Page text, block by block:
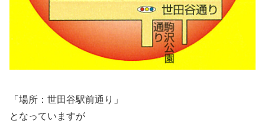
「場所：世田谷駅前通り」
となっていますが